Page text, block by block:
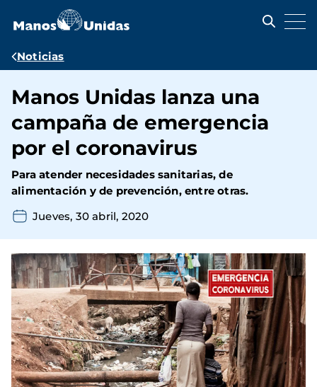
contenido
Ruta
navegación
Noticias
Manos Unidas lanza una
campaña de emergencia
por el coronavirus
Para atender necesidades sanitarias, de
alimentación y de prevención, entre otras.
Jueves, 30 abril, 2020